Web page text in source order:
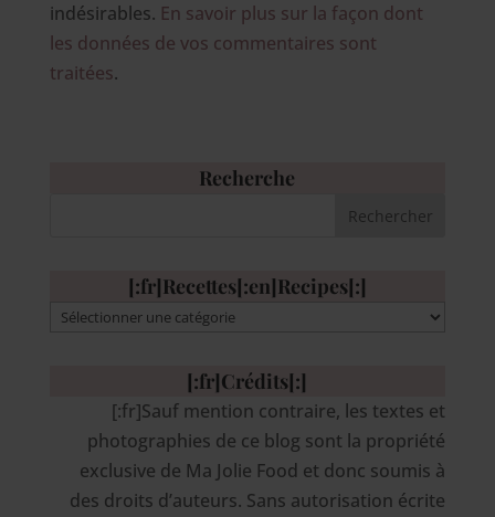
indésirables. En savoir plus sur la façon dont
les données de vos commentaires sont
traitées.
Recherche
[:fr]Recettes[:en]Recipes[:]
[:fr]Recettes[:en]Recipes[:]
[:fr]Crédits[:]
[:fr]Sauf mention contraire, les textes et
photographies de ce blog sont la propriété
exclusive de Ma Jolie Food et donc soumis à
des droits d’auteurs. Sans autorisation écrite